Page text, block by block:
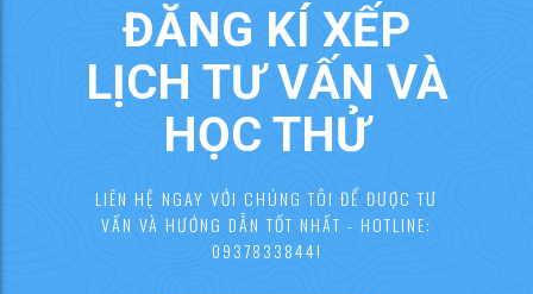
ĐĂNG KÍ XẾP
LỊCH TƯ VẤN VÀ
HỌC THỬ
LIÊN HỆ NGAY VỚI CHÚNG TÔI ĐỂ ĐƯỢC TƯ
VẤN VÀ HƯỚNG DẪN TỐT NHẤT - HOTLINE:
0937833844!